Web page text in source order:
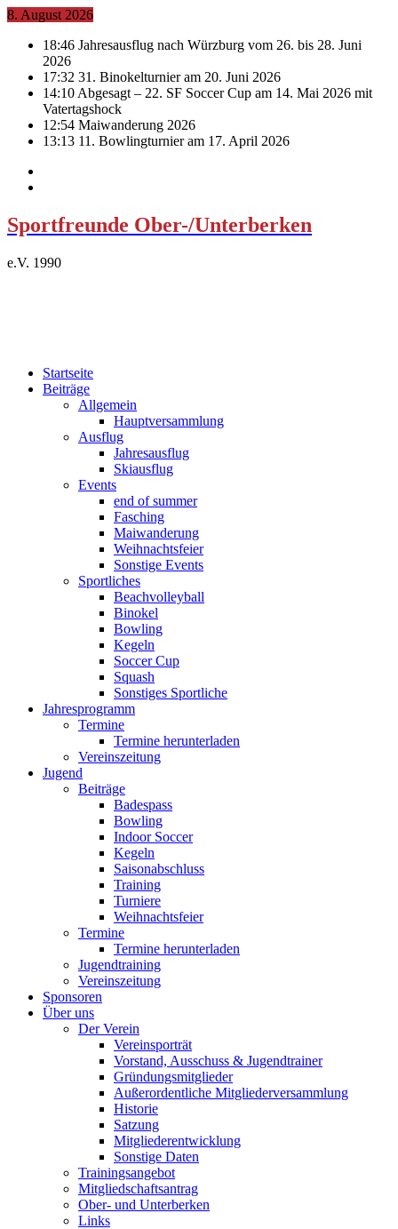
8. August 2026
18:46 Jahresausflug nach Würzburg vom 26. bis 28. Juni
2026
17:32 31. Binokelturnier am 20. Juni 2026
14:10 Abgesagt – 22. SF Soccer Cup am 14. Mai 2026 mit
Vatertagshock
12:54 Maiwanderung 2026
13:13 11. Bowlingturnier am 17. April 2026
Sportfreunde Ober-/Unterberken
e.V. 1990
Startseite
Beiträge
Allgemein
Hauptversammlung
Ausflug
Jahresausflug
Skiausflug
Events
end of summer
Fasching
Maiwanderung
Weihnachtsfeier
Sonstige Events
Sportliches
Beachvolleyball
Binokel
Bowling
Kegeln
Soccer Cup
Squash
Sonstiges Sportliche
Jahresprogramm
Termine
Termine herunterladen
Vereinszeitung
Jugend
Beiträge
Badespass
Bowling
Indoor Soccer
Kegeln
Saisonabschluss
Training
Turniere
Weihnachtsfeier
Termine
Termine herunterladen
Jugendtraining
Vereinszeitung
Sponsoren
Über uns
Der Verein
Vereinsporträt
Vorstand, Ausschuss & Jugendtrainer
Gründungsmitglieder
Außerordentliche Mitgliederversammlung
Historie
Satzung
Mitgliederentwicklung
Sonstige Daten
Trainingsangebot
Mitgliedschaftsantrag
Ober- und Unterberken
Links